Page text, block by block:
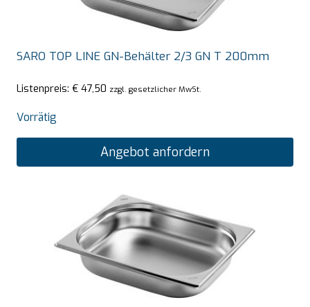
SARO TOP LINE GN-Behälter 2/3 GN T 200mm
Listenpreis: € 47,50 zzgl. gesetzlicher MwSt.
Vorrätig
Angebot anfordern